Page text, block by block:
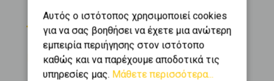
Όροφος
7 (7ος)
Εμβαδόν
91 m
Κατασκευή
2024
Αυτός ο ιστότοπος χρησιμοποιεί cookies
για να σας βοηθήσει να έχετε μια ανώτερη
εμπειρία περιήγησης στον ιστότοπο
καθώς και να παρέχουμε αποδοτικά τις
υπηρεσίες μας. Μάθετε περισσότερα...